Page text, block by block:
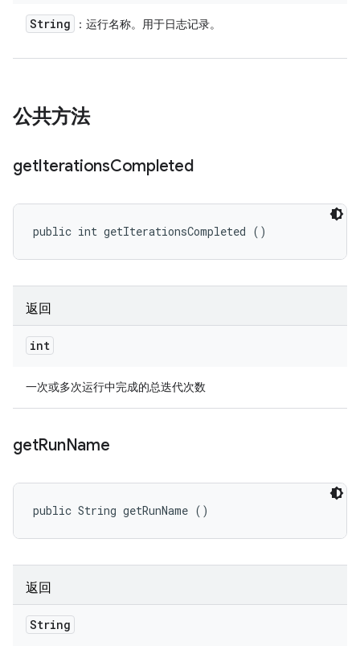
String ：运行名称。用于日志记录。
公共方法
getIterationsCompleted
public int getIterationsCompleted ()
返回
int
一次或多次运行中完成的总迭代次数
getRunName
public String getRunName ()
返回
String